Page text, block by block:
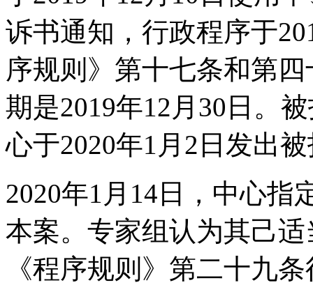
诉书通知，行政程序于
序规则》第十七条和第
期是2019年12月30日。
心于2020年1月2日发出
2020年1月14日，中心指
本案。专家组认为其己
《程序规则》第二十九